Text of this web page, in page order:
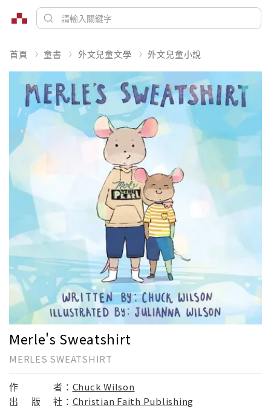
首頁 童書 外文兒童文學 外文兒童小說
Merle's Sweatshirt
MERLES SWEATSHIRT
作 者： Chuck Wilson
出
版 社： Christian Faith Publishing